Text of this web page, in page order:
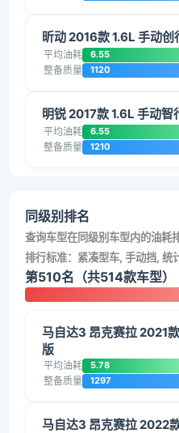
昕动 2016款 1.6L 手动创
平均油耗 6.55
整备质量 1120
明锐 2017款 1.6L 手动智
平均油耗 6.55
整备质量 1210
同级别排名
查询车型在同级别车型内的油耗
排行标准：紧凑型车, 手动挡, 统
第510名（共514款车型）
马自达3 昂克赛拉 2021
版
平均油耗 5.78
整备质量 1297
马自达3 昂克赛拉 2022